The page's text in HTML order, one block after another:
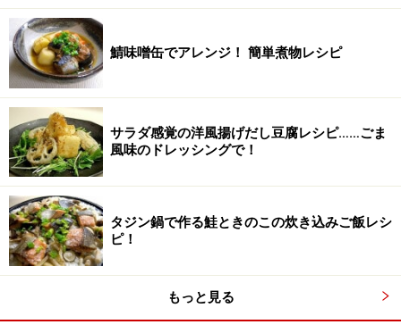
です）。
鯖味噌缶でアレンジ！ 簡単煮物レシピ
サラダ感覚の洋風揚げだし豆腐レシピ……ごま
風味のドレッシングで！
タジン鍋で作る鮭ときのこの炊き込みご飯レシ
ピ！
もっと見る